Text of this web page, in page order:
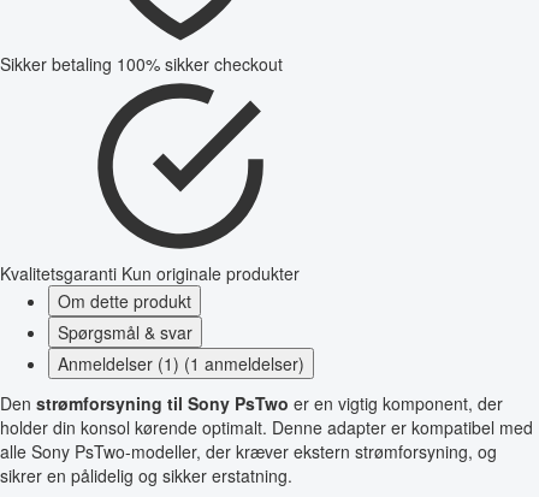
Sikker betaling 100% sikker checkout
Kvalitetsgaranti Kun originale produkter
Om dette produkt
Spørgsmål & svar
Anmeldelser (1) (1 anmeldelser)
Den strømforsyning til Sony PsTwo er en vigtig komponent, der
holder din konsol kørende optimalt. Denne adapter er kompatibel med
alle Sony PsTwo-modeller, der kræver ekstern strømforsyning, og
sikrer en pålidelig og sikker erstatning.